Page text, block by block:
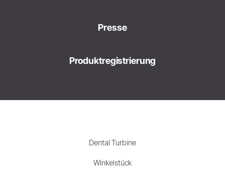
Presse
Produktregistrierung
Dental Turbine
Winkelstück